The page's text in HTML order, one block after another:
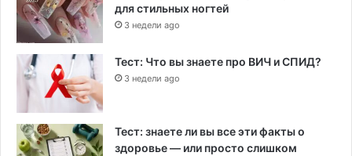
для стильных ногтей
3 недели ago
Тест: Что вы знаете про ВИЧ и СПИД?
3 недели ago
Тест: знаете ли вы все эти факты о
здоровье — или просто слишком